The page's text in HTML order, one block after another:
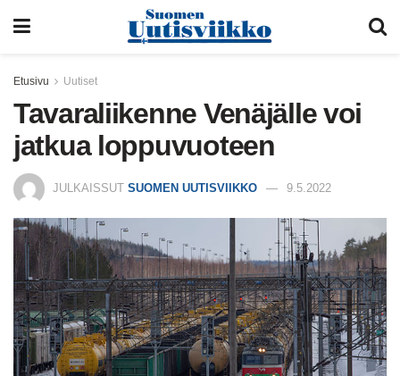
Etusivu Uutiset
Tavaraliikenne Venäjälle voi
jatkua loppuvuoteen
JULKAISSUT SUOMEN UUTISVIIKKO 9.5.2022